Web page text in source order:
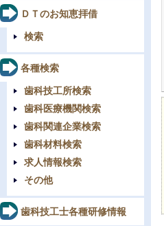
ＤＴのお知恵拝借
検索
各種検索
歯科技工所検索
歯科医療機関検索
歯科関連企業検索
歯科材料検索
求人情報検索
その他
歯科技工士各種研修情報